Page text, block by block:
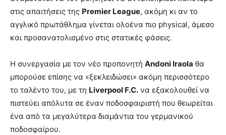
στις απαιτήσεις της Premier League, ακόμη κι αν το
αγγλικό πρωτάθλημα γίνεται ολοένα πιο physical, άμεσο
και προσανατολισμένο στις στατικές φάσεις.
Η συνεργασία με τον νέο προπονητή Andoni Iraola θα
μπορούσε επίσης να «ξεκλειδώσει» ακόμη περισσότερο
το ταλέντο του, με τη Liverpool F.C. να εξακολουθεί να
πιστεύει απόλυτα σε έναν ποδοσφαιριστή που θεωρείται
ένα από τα μεγαλύτερα διαμάντια του γερμανικού
ποδοσφαίρου.